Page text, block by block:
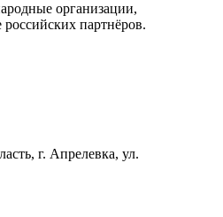
организации,
партнёров.
г. Апрелевка, ул.